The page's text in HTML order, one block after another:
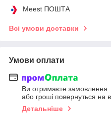
Meest ПОШТА
Всі умови доставки
Умови оплати
Ви отримаєте замовлення
або гроші повернуться на
Детальніше